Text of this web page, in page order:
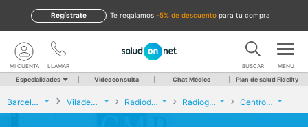
te regalamos -5% de descuento para tu compra
Regístrate
LLAMAR
MI CUENTA BUSCAR MENU
Especialidades Videoconsulta Chat Médico Plan de salud Fidelity
Barcelona Viladecans Radiodiagnóstico Radiografía. Una proyección de columna cervical Centro Medico Ballester